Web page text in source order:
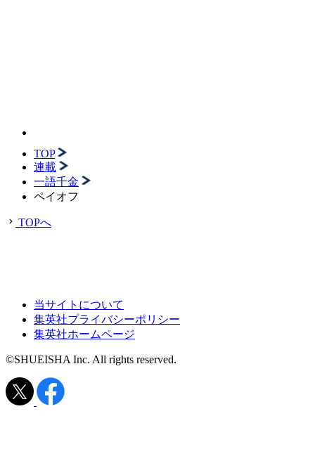
TOP
連載
一語千金
ペイオフ
TOPへ
当サイトについて
集英社プライバシーポリシー
集英社ホームページ
©SHUEISHA Inc. All rights reserved.